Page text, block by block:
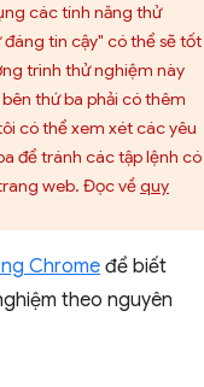
các tính năng thử
tin cậy" có thể sẽ tốt
trình thử nghiệm này
thứ ba phải có thêm
có thể xem xét các yêu
để tránh các tập lệnh có
web. Đọc vềquy
Chrome để biết
theo nguyên